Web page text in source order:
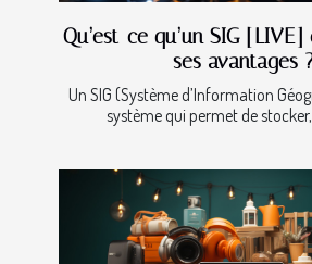
Qu’est-ce qu’un SIG
ses avantages
Un SIG (Système d’Information
système qui permet de stocker,